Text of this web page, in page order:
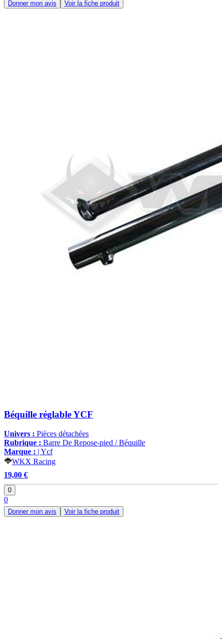
Donner mon avis Voir la fiche produit
Béquille réglable YCF
Univers : Pièces détachées
Rubrique : Barre De Repose-pied / Béquille
Marque : | Ycf
WKX Racing
19,00 €
0
0
Donner mon avis Voir la fiche produit